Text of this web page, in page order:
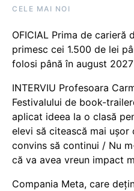
CELE MAI NOI
OFICIAL Prima de
primesc cei 1.500 de lei
folosi până în august
INTERVIU Profesoara
Festivalului de book-
aplicat ideea la o clasă
elevi să citească mai
convins să continui / Nu
că va avea vreun impact
Compania Meta, care